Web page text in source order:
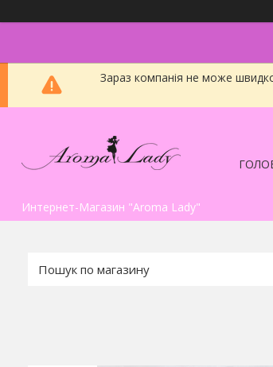
Зараз компанія не може
Интернет-Магазин "Aroma Lady"